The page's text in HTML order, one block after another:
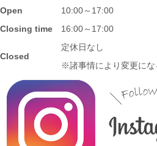
≪再入荷≫窯出し入荷しました♪松助
プ ピンクウェーブ釉
≪おすすめ≫暑さに負けない
窯 がっつり小丼
2023/7/13
Open
10:00～17:00
Closing time
16:00～17:00
Closed
定休日なし
※諸事情により変更にな